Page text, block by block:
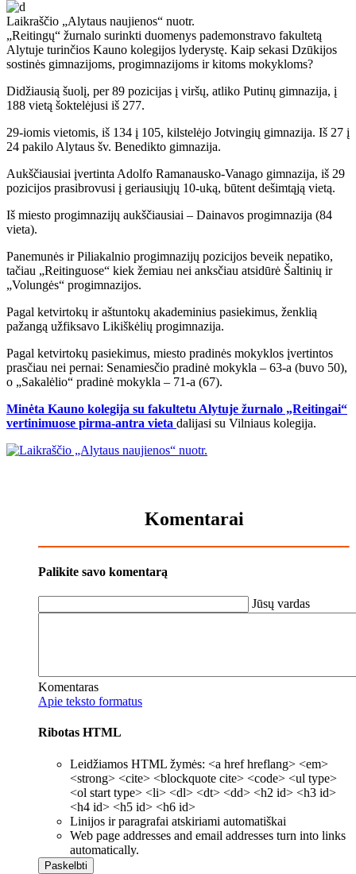
Laikraščio „Alytaus naujienos“ nuotr.
„Reitingų“ žurnalo surinkti duomenys pademonstravo fakultetą
Alytuje turinčios Kauno kolegijos lyderystę. Kaip sekasi Dzūkijos
sostinės gimnazijoms, progimnazijoms ir kitoms mokykloms?
Didžiausią šuolį, per 89 pozicijas į viršų, atliko Putinų gimnazija, į
188 vietą šoktelėjusi iš 277.
29-iomis vietomis, iš 134 į 105, kilstelėjo Jotvingių gimnazija. Iš 27 į
24 pakilo Alytaus šv. Benedikto gimnazija.
Aukščiausiai įvertinta Adolfo Ramanausko-Vanago gimnazija, iš 29
pozicijos prasibrovusi į geriausiųjų 10-uką, būtent dešimtąją vietą.
Iš miesto progimnazijų aukščiausiai – Dainavos progimnazija (84
vieta).
Panemunės ir Piliakalnio progimnazijų pozicijos beveik nepatiko,
tačiau „Reitinguose“ kiek žemiau nei anksčiau atsidūrė Šaltinių ir
„Volungės“ progimnazijos.
Pagal ketvirtokų ir aštuntokų akademinius pasiekimus, ženklią
pažangą užfiksavo Likiškėlių progimnazija.
Pagal ketvirtokų pasiekimus, miesto pradinės mokyklos įvertintos
prasčiau nei pernai: Senamiesčio pradinė mokykla – 63-a (buvo 50),
o „Sakalėlio“ pradinė mokykla – 71-a (67).
Minėta Kauno kolegija su fakultetu Alytuje žurnalo „Reitingai“
vertinimuose pirma-antra vieta dalijasi su Vilniaus kolegija.
Komentarai
Palikite savo komentarą
Jūsų vardas
Komentaras
Apie teksto formatus
Ribotas HTML
Leidžiamos HTML žymės: <a href hreflang> <em>
<strong> <cite> <blockquote cite> <code> <ul type>
<ol start type> <li> <dl> <dt> <dd> <h2 id> <h3 id>
<h4 id> <h5 id> <h6 id>
Linijos ir paragrafai atskiriami automatiškai
Web page addresses and email addresses turn into links
automatically.